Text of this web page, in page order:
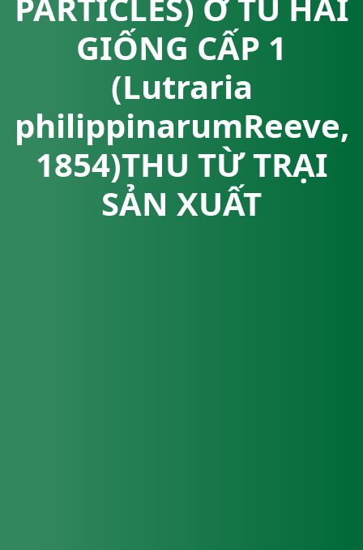
GIỐNG CẤP 1
(Lutraria
philippinarumReeve,
1854)THU TỪ TRẠI
SẢN XUẤT